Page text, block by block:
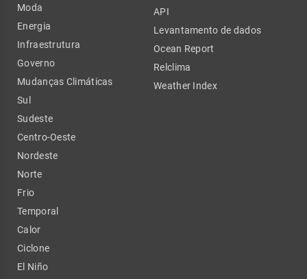
Moda
Energia
Infraestrutura
Governo
Mudanças Climáticas
Sul
Sudeste
Centro-Oeste
Nordeste
Norte
Frio
Temporal
Calor
Ciclone
El Niño
API
Levantamento de dados
Ocean Report
Relclima
Weather Index